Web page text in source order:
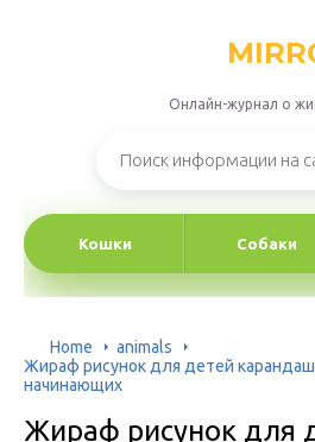
Онлайн-журнал о
Кошки Собаки
Home
animals
Жираф рисунок для детей
начинающих
Жираф рисунок для